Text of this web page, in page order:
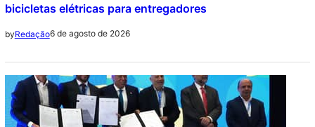
bicicletas elétricas para entregadores
byRedação6 de agosto de 2026